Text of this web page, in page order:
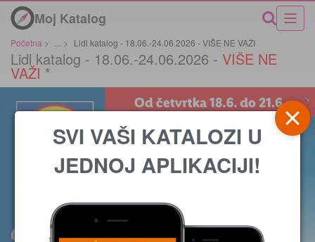
Moj Katalog
Početna > > Lidl katalog - 18.06.-24.06.2026 - VIŠE NE VAŽI
Lidl katalog - 18.06.-24.06.2026 - VIŠE NE
VAŽI *
SVI VAŠI KATALOZI U
JEDNOJ APLIKACIJI!